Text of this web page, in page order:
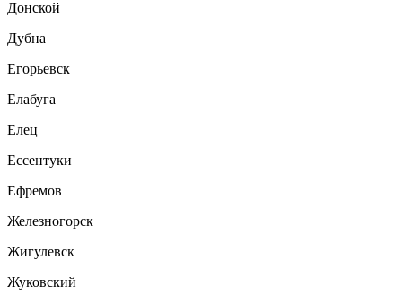
Донской
Дубна
Егорьевск
Елабуга
Елец
Ессентуки
Ефремов
Железногорск
Жигулевск
Жуковский